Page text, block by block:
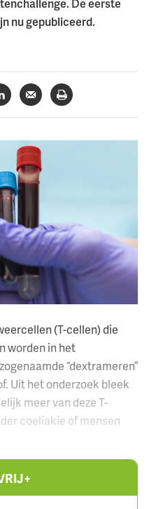
De eerste
nu gepubliceerd.
LinkedInVerzenden
Printen
(T-cellen) die
worden in het
“dextrameren”
Uit het onderzoek bleek
meer van deze T-
coeliakie of mensen